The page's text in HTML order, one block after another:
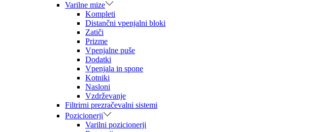
Varilne mize
Kompleti
Distančni vpenjalni bloki
Zatiči
Prizme
Vpenjalne puše
Dodatki
Vpenjala in spone
Kotniki
Nasloni
Vzdrževanje
Filtrirni prezračevalni sistemi
Pozicionerji
Varilni pozicionerji